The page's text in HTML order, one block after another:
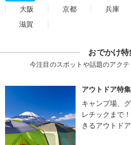
大阪
京都 兵庫
滋賀
おでかけ特
今注目のスポットや話題のアク
アウトドア特集
キャンプ場、
レチックまで
きるアウトド